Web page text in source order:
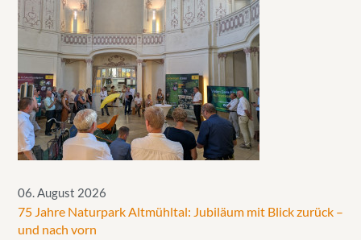
06. August 2026
75 Jahre Naturpark Altmühltal: Jubiläum mit Blick zurück –
und nach vorn